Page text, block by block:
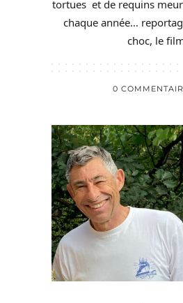
tortues et de requins
chaque année…
choc, le
0